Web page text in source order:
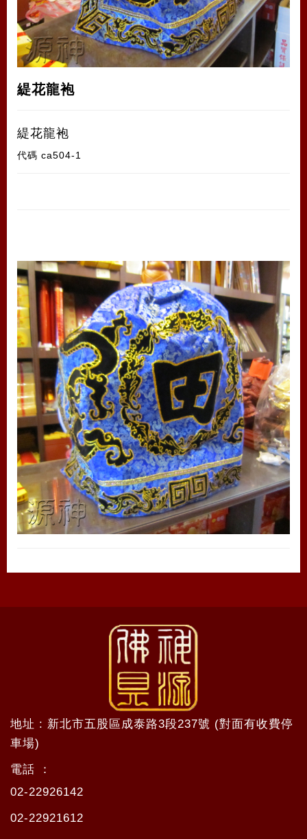
緹花龍袍
緹花龍袍
代碼 ca504-1
地址 : 新北市五股區成泰路3段237號 (對面有收費停
車場)
電話 ：
02-22926142
02-22921612